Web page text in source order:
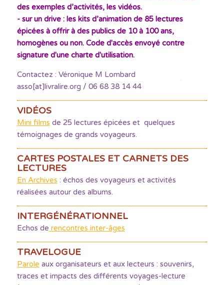
des exemples d’activités, les vidéos.
- sur un drive : les kits d’animation de 85 lectures
épicées à offrir à des publics de 10 à 100 ans,
homogènes ou non. Code d'accès envoyé contre
signature d'une charte d'utilisation.
Contactez : Véronique M Lombard
asso[at]livralire.org / 06 68 38 14 44
VIDÉOS
Mini films de 25 lectures épicées et quelques
témoignages de grands voyageurs.
CARTES POSTALES ET CARNETS DES
LECTURES
En Archives : échos des voyageurs et activités
réalisées autour des albums.
INTERGÉNÉRATIONNEL
Echos de rencontres inter-âges
TRAVELOGUE
Parole aux organisateurs et aux lecteurs : souvenirs,
traces et impacts des différents voyages-lecture